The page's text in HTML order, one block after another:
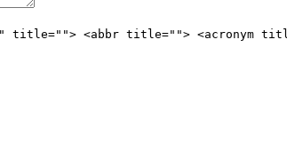
title=""> <abbr title=""> <acronym